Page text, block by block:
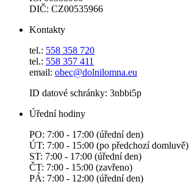
DIČ: CZ00535966
Kontakty
tel.: 558 358 720
tel.: 558 357 411
email: obec@dolnilomna.eu
ID datové schránky: 3nbbi5p
Úřední hodiny
PO: 7:00 - 17:00 (úřední den)
ÚT: 7:00 - 15:00 (po předchozí domluvě)
ST: 7:00 - 17:00 (úřední den)
ČT: 7:00 - 15:00 (zavřeno)
PÁ: 7:00 - 12:00 (úřední den)